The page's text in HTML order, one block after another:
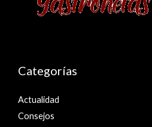
Categorías
Actualidad
Consejos